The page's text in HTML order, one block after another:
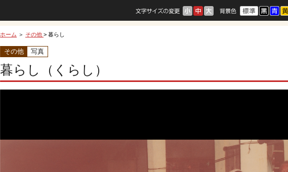
ホーム ＞ その他 > 暮らし
その他 写真
暮らし（くらし）